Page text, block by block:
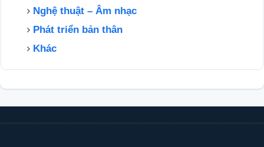
Nghệ thuật – Âm nhạc
Phát triển bản thân
Khác